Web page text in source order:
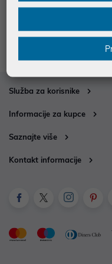
ponudi nalazi se veliki
Služba za korisnike
Informacije za kupce
Saznajte više
Kontakt informacije